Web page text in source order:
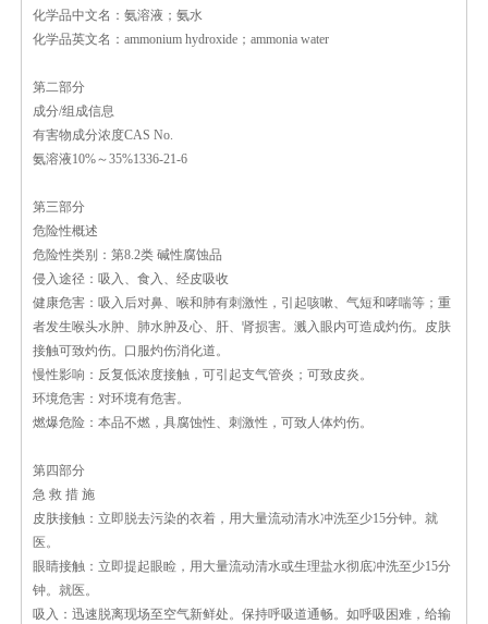
化学品中文名：氨溶液；氨水
化学品英文名：ammonium hydroxide；ammonia water
第二部分
成分/组成信息
有害物成分浓度CAS No.
氨溶液10%～35%1336-21-6
第三部分
危险性概述
危险性类别：第8.2类 碱性腐蚀品
侵入途径：吸入、食入、经皮吸收
健康危害：吸入后对鼻、喉和肺有刺激性，引起咳嗽、气短和哮喘等；重
者发生喉头水肿、肺水肿及心、肝、肾损害。溅入眼内可造成灼伤。皮肤
接触可致灼伤。口服灼伤消化道。
慢性影响：反复低浓度接触，可引起支气管炎；可致皮炎。
环境危害：对环境有危害。
燃爆危险：本品不燃，具腐蚀性、刺激性，可致人体灼伤。
第四部分
急 救 措 施
皮肤接触：立即脱去污染的衣着，用大量流动清水冲洗至少15分钟。就
医。
眼睛接触：立即提起眼睑，用大量流动清水或生理盐水彻底冲洗至少15分
钟。就医。
吸入：迅速脱离现场至空气新鲜处。保持呼吸道通畅。如呼吸困难，给输